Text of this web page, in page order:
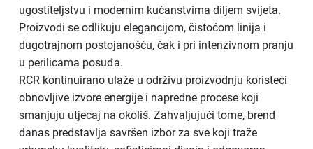
ugostiteljstvu i modernim kućanstvima diljem svijeta.
Proizvodi se odlikuju elegancijom, čistoćom linija i
dugotrajnom postojanošću, čak i pri intenzivnom pranju
u perilicama posuđa.
RCR kontinuirano ulaže u održivu proizvodnju koristeći
obnovljive izvore energije i napredne procese koji
smanjuju utjecaj na okoliš. Zahvaljujući tome, brend
danas predstavlja savršen izbor za sve koji traže